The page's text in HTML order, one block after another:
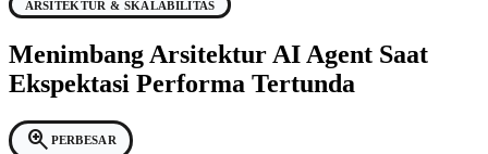
ARSITEKTUR & SKALABILITAS
Menimbang Arsitektur AI Agent Saat
Ekspektasi Performa Tertunda
zoom_in PERBESAR